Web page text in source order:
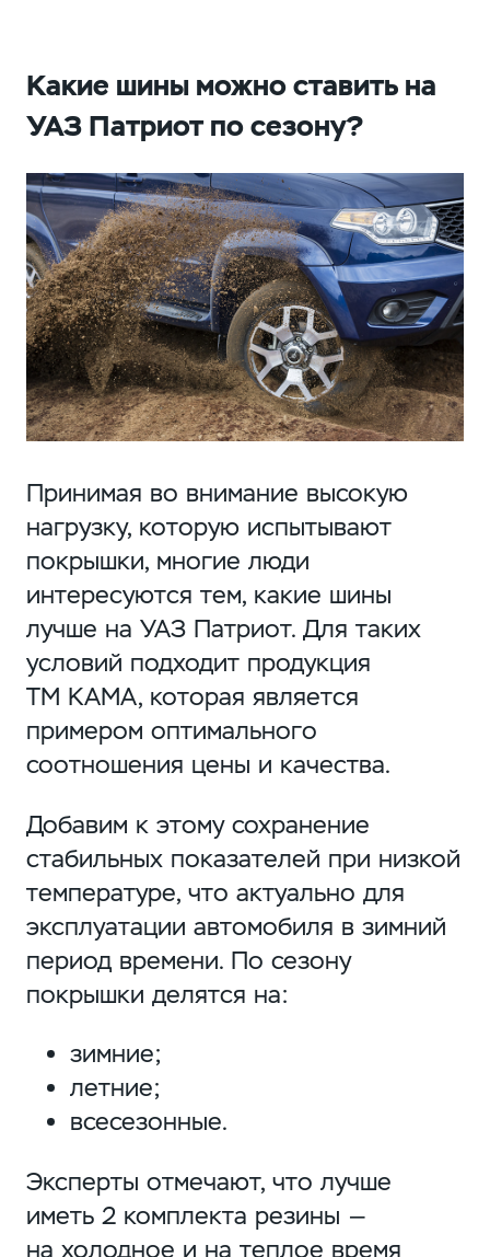
Какие шины можно ставить на
УАЗ Патриот по сезону?
Принимая во внимание высокую
нагрузку, которую испытывают
покрышки, многие люди
интересуются тем, какие шины
лучше на УАЗ Патриот. Для таких
условий подходит продукция
ТМ КАМА, которая является
примером оптимального
соотношения цены и качества.
Добавим к этому сохранение
стабильных показателей при низкой
температуре, что актуально для
эксплуатации автомобиля в зимний
период времени. По сезону
покрышки делятся на:
зимние;
летние;
всесезонные.
Эксперты отмечают, что лучше
иметь 2 комплекта резины —
на холодное и на теплое время